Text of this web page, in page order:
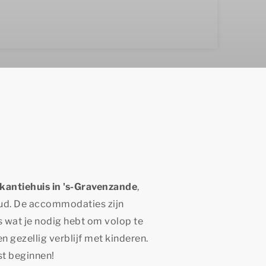
in 's-Gravenzande,
De accommodaties zijn
wat je nodig hebt om volop te
gezellig verblijf met kinderen.
beginnen!